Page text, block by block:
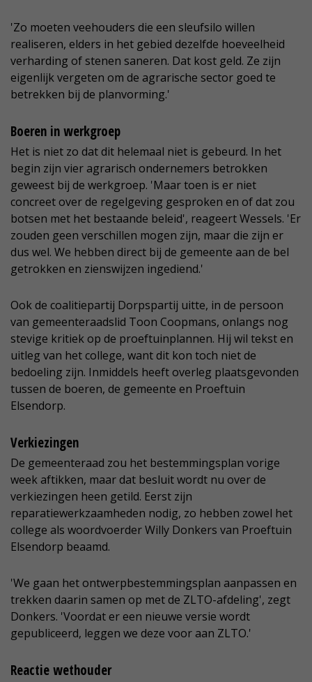
'Zo moeten veehouders die een sleufsilo willen
realiseren, elders in het gebied dezelfde hoeveelheid
verharding of stenen saneren. Dat kost geld. Ze zijn
eigenlijk vergeten om de agrarische sector goed te
betrekken bij de planvorming.'
Boeren in werkgroep
Het is niet zo dat dit helemaal niet is gebeurd. In het
begin zijn vier agrarisch ondernemers betrokken
geweest bij de werkgroep. 'Maar toen is er niet
concreet over de regelgeving gesproken en of dat zou
botsen met het bestaande beleid', reageert Wessels. 'Er
zouden geen verschillen mogen zijn, maar die zijn er
dus wel. We hebben direct bij de gemeente aan de bel
getrokken en zienswijzen ingediend.'
Ook de coalitiepartij Dorpspartij uitte, in de persoon
van gemeenteraadslid Toon Coopmans, onlangs nog
stevige kritiek op de proeftuinplannen. Hij wil tekst en
uitleg van het college, want dit kon toch niet de
bedoeling zijn. Inmiddels heeft overleg plaatsgevonden
tussen de boeren, de gemeente en Proeftuin
Elsendorp.
Verkiezingen
De gemeenteraad zou het bestemmingsplan vorige
week aftikken, maar dat besluit wordt nu over de
verkiezingen heen getild. Eerst zijn
reparatiewerkzaamheden nodig, zo hebben zowel het
college als woordvoerder Willy Donkers van Proeftuin
Elsendorp beaamd.
'We gaan het ontwerpbestemmingsplan aanpassen en
trekken daarin samen op met de ZLTO-afdeling', zegt
Donkers. 'Voordat er een nieuwe versie wordt
gepubliceerd, leggen we deze voor aan ZLTO.'
Reactie wethouder